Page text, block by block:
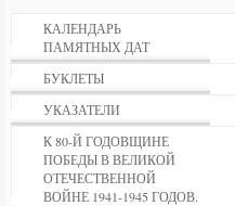
КАЛЕНДАРЬ
ПАМЯТНЫХ ДАТ
БУКЛЕТЫ
УКАЗАТЕЛИ
К 80-Й ГОДОВЩИНЕ
ПОБЕДЫ В ВЕЛИКОЙ
ОТЕЧЕСТВЕННОЙ
ВОЙНЕ 1941-1945 ГОДОВ.